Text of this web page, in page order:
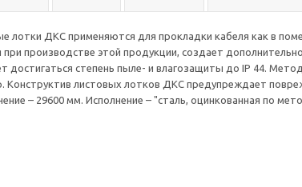
лотки ДКС применяются для прокладки кабеля как в
производстве этой продукции, создает
достигаться степень пыле- и влагозащиты до IP 44.
Конструктив листовых лотков ДКС предупреждает
– 29600 мм. Исполнение – "сталь, оцинкованная по